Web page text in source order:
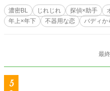
濃密BL じれじれ 探偵×助手
年上×年下
不器用な恋 バディか
最
5